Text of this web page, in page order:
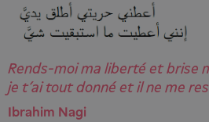
Rends-moi ma liberté et brise
je t’ai tout donné et il ne me
Ibrahim Nagi